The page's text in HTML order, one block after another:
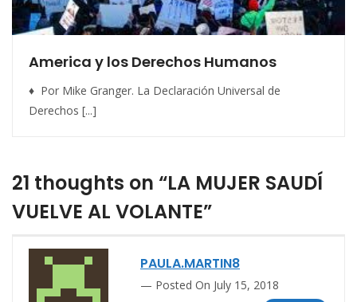
America y los Derechos Humanos
♦ Por Mike Granger. La Declaración Universal de
Derechos [...]
21 thoughts on “LA MUJER SAUDÍ
VUELVE AL VOLANTE”
PAULA.MARTIN8
Posted On July 15, 2018